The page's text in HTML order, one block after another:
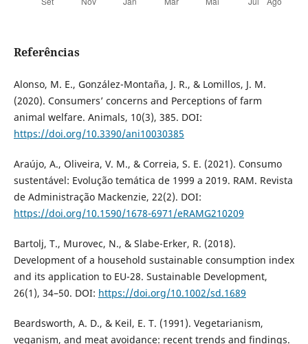
Referências
Alonso, M. E., González-Montaña, J. R., & Lomillos, J. M.
(2020). Consumers’ concerns and Perceptions of farm
animal welfare. Animals, 10(3), 385. DOI:
https://doi.org/10.3390/ani10030385
Araújo, A., Oliveira, V. M., & Correia, S. E. (2021). Consumo
sustentável: Evolução temática de 1999 a 2019. RAM. Revista
de Administração Mackenzie, 22(2). DOI:
https://doi.org/10.1590/1678-6971/eRAMG210209
Bartolj, T., Murovec, N., & Slabe-Erker, R. (2018).
Development of a household sustainable consumption index
and its application to EU-28. Sustainable Development,
26(1), 34–50. DOI: https://doi.org/10.1002/sd.1689
Beardsworth, A. D., & Keil, E. T. (1991). Vegetarianism,
veganism, and meat avoidance: recent trends and findings.